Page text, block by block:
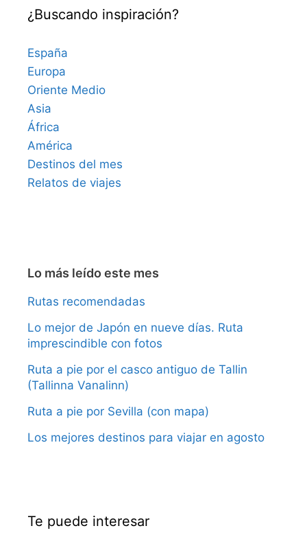
¿Buscando inspiración?
España
Europa
Oriente Medio
Asia
África
América
Destinos del mes
Relatos de viajes
Lo más leído este mes
Rutas recomendadas
Lo mejor de Japón en nueve días. Ruta
imprescindible con fotos
Ruta a pie por el casco antiguo de Tallin
(Tallinna Vanalinn)
Ruta a pie por Sevilla (con mapa)
Los mejores destinos para viajar en agosto
Te puede interesar